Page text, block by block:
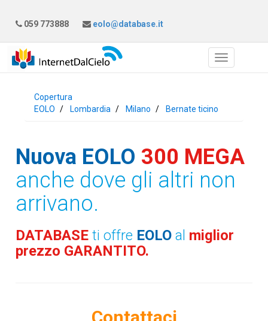
059 773888 eolo@database.it
Copertura
EOLO
Lombardia Milano Bernate ticino
Nuova EOLO 300 MEGA
anche dove gli altri non
arrivano.
DATABASEti offre EOLO al miglior
prezzo GARANTITO.